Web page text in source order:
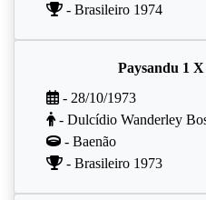
- Brasileiro 1974
Paysandu 1
- 28/10/1973
- Dulcídio Wanderley
- Baenão
- Brasileiro 1973